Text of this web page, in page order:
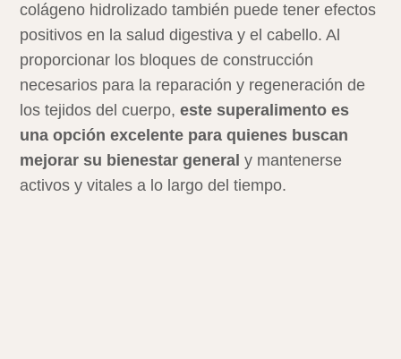
colágeno hidrolizado también puede tener efectos
positivos en la salud digestiva y el cabello. Al
proporcionar los bloques de construcción
necesarios para la reparación y regeneración de
los tejidos del cuerpo, este superalimento es
una opción excelente para quienes buscan
mejorar su bienestar general y mantenerse
activos y vitales a lo largo del tiempo.